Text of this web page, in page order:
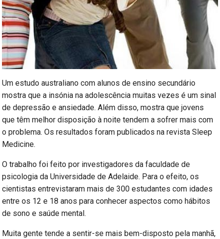
Um estudo australiano com alunos de ensino secundário
mostra que a insónia na adolescência muitas vezes é um sinal
de depressão e ansiedade. Além disso, mostra que jovens
que têm melhor disposição à noite tendem a sofrer mais com
o problema. Os resultados foram publicados na revista Sleep
Medicine.
O trabalho foi feito por investigadores da faculdade de
psicologia da Universidade de Adelaide. Para o efeito, os
cientistas entrevistaram mais de 300 estudantes com idades
entre os 12 e 18 anos para conhecer aspectos como hábitos
de sono e saúde mental.
Muita gente tende a sentir-se mais bem-disposto pela manhã,